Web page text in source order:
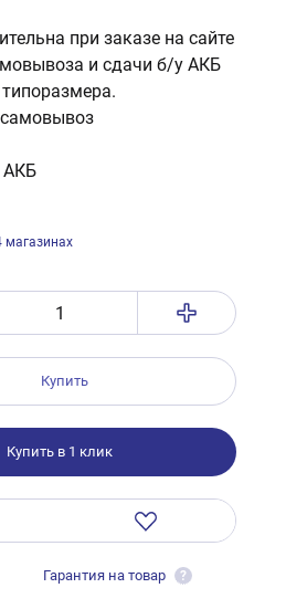
при заказе на сайте
и сдачи б/у АКБ
АКБ
магазинах
Купить
Купить в 1 клик
Гарантия на товар ?